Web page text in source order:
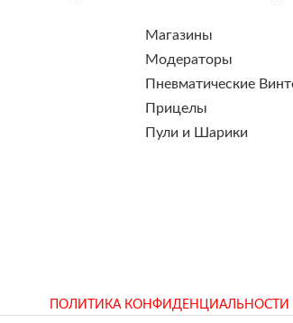
Магазины
Модераторы
Пневматические
Прицелы
Пули и Шарики
ПОЛИТИКА КОНФИДЕНЦИАЛЬНОСТИ